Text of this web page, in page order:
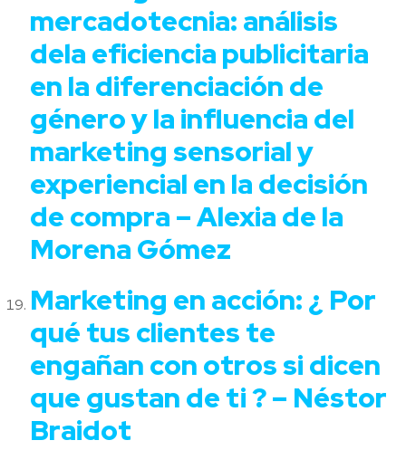
mercadotecnia: análisis
dela eficiencia publicitaria
en la diferenciación de
género y la influencia del
marketing sensorial y
experiencial en la decisión
de compra – Alexia de la
Morena Gómez
Marketing en acción: ¿ Por
qué tus clientes te
engañan con otros si dicen
que gustan de ti ? – Néstor
Braidot